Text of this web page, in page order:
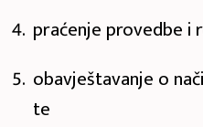
praćenje provedbe i
obavještavanje o
te